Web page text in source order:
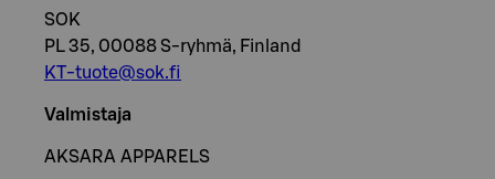
SOK
PL 35, 00088 S-ryhmä, Finland
KT-tuote@sok.fi
Valmistaja
AKSARA APPARELS